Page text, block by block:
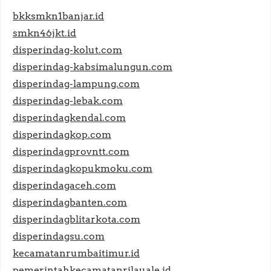
bkksmkn1banjar.id
smkn46jkt.id
disperindag-kolut.com
disperindag-kabsimalungun.com
disperindag-lampung.com
disperindag-lebak.com
disperindagkendal.com
disperindagkop.com
disperindagprovntt.com
disperindagkopukmoku.com
disperindagaceh.com
disperindagbanten.com
disperindagblitarkota.com
disperindagsu.com
kecamatanrumbaitimur.id